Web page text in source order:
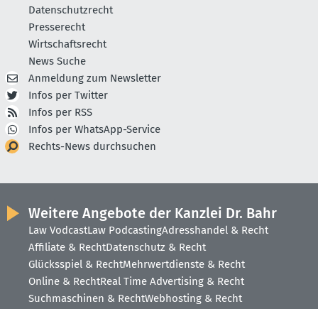
Datenschutzrecht
Presserecht
Wirtschaftsrecht
News Suche
Anmeldung zum Newsletter
Infos per Twitter
Infos per RSS
Infos per WhatsApp-Service
Rechts-News durchsuchen
Weitere Angebote der Kanzlei Dr. Bahr
Law VodcastLaw PodcastingAdresshandel & Recht
Affiliate & RechtDatenschutz & Recht
Glücksspiel & RechtMehrwertdienste & Recht
Online & RechtReal Time Advertising & Recht
Suchmaschinen & RechtWebhosting & Recht